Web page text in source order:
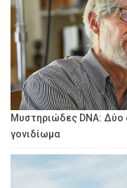
Μυστηριώδες DNA: Δύο
γονιδίωμα